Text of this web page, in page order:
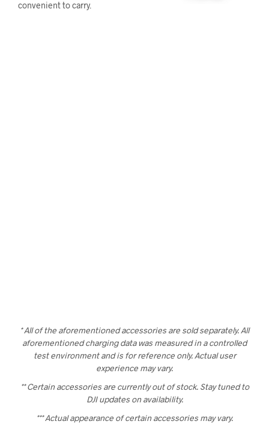
convenient to carry.
* All of the aforementioned accessories are sold separately. All
aforementioned charging data was measured in a controlled
test environment and is for reference only. Actual user
experience may vary.
** Certain accessories are currently out of stock. Stay tuned to
DJI updates on availability.
*** Actual appearance of certain accessories may vary.